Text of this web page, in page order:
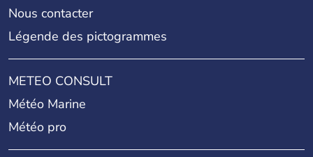
Nous contacter
Légende des pictogrammes
METEO CONSULT
Météo Marine
Météo pro